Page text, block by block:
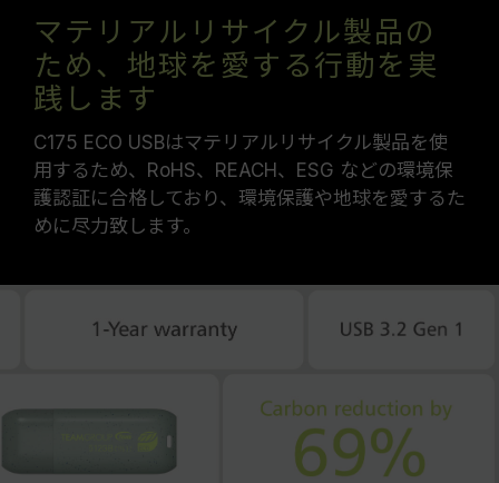
マテリアルリサイクル製品の
ため、地球を愛する行動を実
践します
C175 ECO USBはマテリアルリサイクル製品を使
用するため、RoHS、REACH、ESG などの環境保
護認証に合格しており、環境保護や地球を愛するた
めに尽力致します。